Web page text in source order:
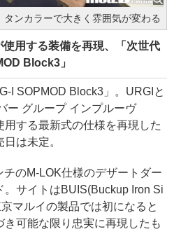
ンカラーで大きく雰囲気が変わる
用する装備を再現、「次世代
Block3」
I SOPMOD Block3」。URGIと
ー グループ インプルーヴ
用する最新式の仕様を再現した
は未定。
のM-LOK仕様のデザートダー
。サイトはBUIS(Buckup Iron Si
マルイの製品では初になると
可能な限り忠実に再現したも